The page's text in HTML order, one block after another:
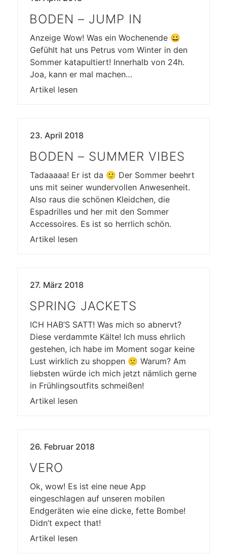
BODEN – JUMP IN
Anzeige Wow! Was ein Wochenende 😀
Gefühlt hat uns Petrus vom Winter in den
Sommer katapultiert! Innerhalb von 24h.
Joa, kann er mal machen…
Artikel lesen
23. April 2018
BODEN – SUMMER VIBES
Tadaaaaa! Er ist da 🙂 Der Sommer beehrt
uns mit seiner wundervollen Anwesenheit.
Also raus die schönen Kleidchen, die
Espadrilles und her mit den Sommer
Accessoires. Es ist so herrlich schön.
Artikel lesen
27. März 2018
SPRING JACKETS
ICH HAB’S SATT! Was mich so abnervt?
Diese verdammte Kälte! Ich muss ehrlich
gestehen, ich habe im Moment sogar keine
Lust wirklich zu shoppen 🙁 Warum? Am
liebsten würde ich mich jetzt nämlich gerne
in Frühlingsoutfits schmeißen!
Artikel lesen
26. Februar 2018
VERO
Ok, wow! Es ist eine neue App
eingeschlagen auf unseren mobilen
Endgeräten wie eine dicke, fette Bombe!
Didn’t expect that!
Artikel lesen